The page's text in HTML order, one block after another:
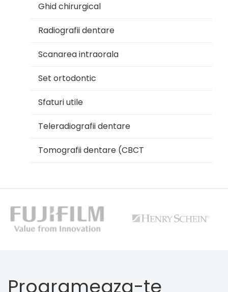
Ghid chirurgical
Radiografii dentare
Scanarea intraorala
Set ortodontic
Sfaturi utile
Teleradiografii dentare
Tomografii dentare (CBCT
Programeaza-te